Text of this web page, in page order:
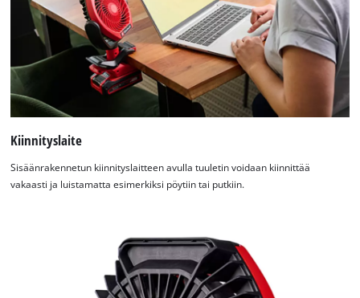
Kiinnityslaite
Sisäänrakennetun kiinnityslaitteen avulla tuuletin voidaan kiinnittää
vakaasti ja luistamatta esimerkiksi pöytiin tai putkiin.